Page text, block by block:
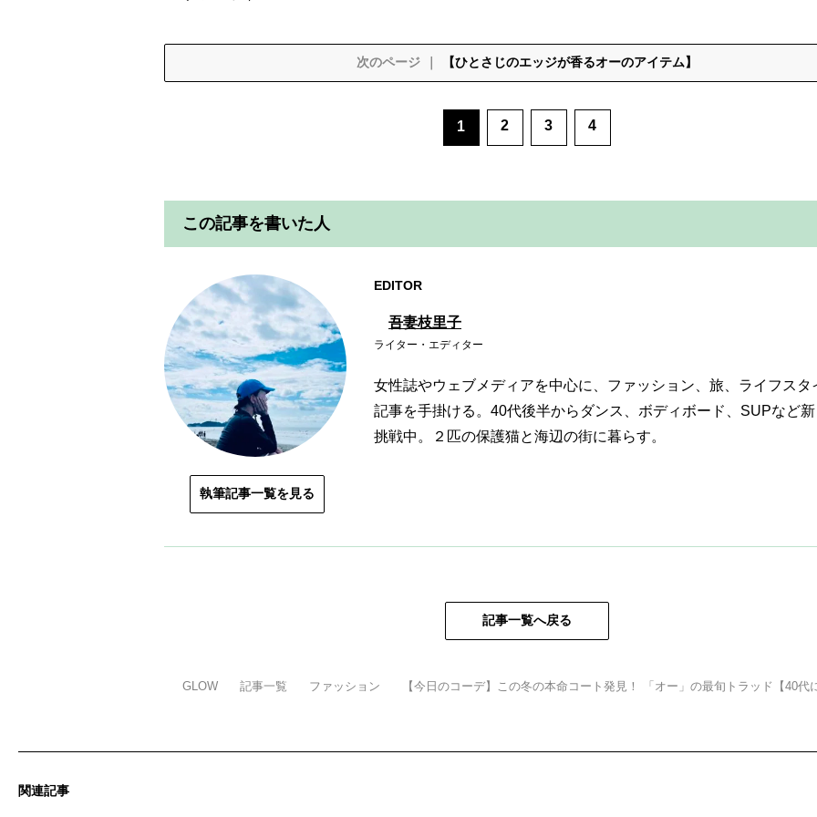
次のページ 【ひとさじのエッジが香るオーのアイテム】
1 2 3 4
この記事を書いた人
EDITOR
吾妻枝里子
ライター・エディター
執筆記事一覧を見る
女性誌やウェブメディアを中心に、ファッション、旅、ライフスタ
記事を手掛ける。40代後半からダンス、ボディボード、SUPなど
挑戦中。２匹の保護猫と海辺の街に暮らす。
記事一覧へ戻る
GLOW 記事一覧 ファッション
関連記事